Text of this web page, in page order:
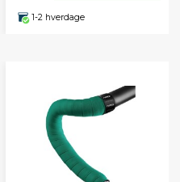
1-2 hverdage